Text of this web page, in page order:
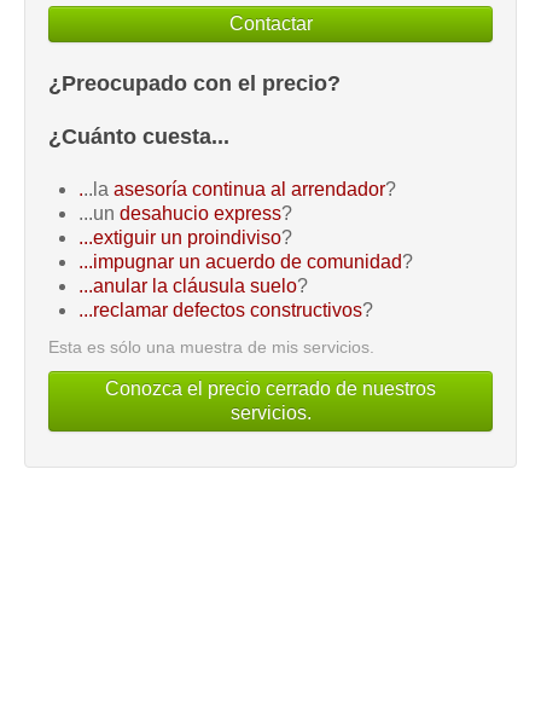
Contactar
¿Preocupado con el precio?
¿Cuánto cuesta...
...la asesoría continua al arrendador?
...un desahucio express?
...extiguir un proindiviso?
...impugnar un acuerdo de comunidad?
...anular la cláusula suelo?
...reclamar defectos constructivos?
Esta es sólo una muestra de mis servicios.
Conozca el precio cerrado de nuestros
servicios.